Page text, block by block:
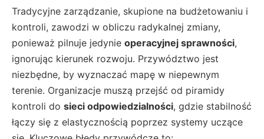
Tradycyjne zarządzanie, skupione na budżetowaniu i
kontroli, zawodzi w obliczu radykalnej zmiany,
ponieważ pilnuje jedynie operacyjnej sprawności,
ignorując kierunek rozwoju. Przywództwo jest
niezbędne, by wyznaczać mapę w niepewnym
terenie. Organizacje muszą przejść od piramidy
kontroli do sieci odpowiedzialności, gdzie stabilność
łączy się z elastycznością poprzez systemy uczące